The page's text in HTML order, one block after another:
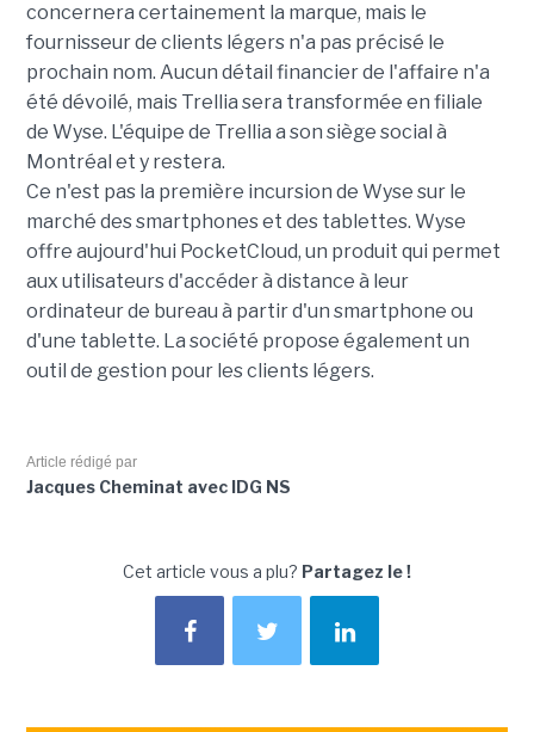
concernera certainement la marque, mais le
fournisseur de clients légers n'a pas précisé le
prochain nom. Aucun détail financier de l'affaire n'a
été dévoilé, mais Trellia sera transformée en filiale
de Wyse. L'équipe de Trellia a son siège social à
Montréal et y restera.
Ce n'est pas la première incursion de Wyse sur le
marché des smartphones et des tablettes. Wyse
offre aujourd'hui PocketCloud, un produit qui permet
aux utilisateurs d'accéder à distance à leur
ordinateur de bureau à partir d'un smartphone ou
d'une tablette. La société propose également un
outil de gestion pour les clients légers.
Article rédigé par
Jacques Cheminat avec IDG NS
Cet article vous a plu? Partagez le !